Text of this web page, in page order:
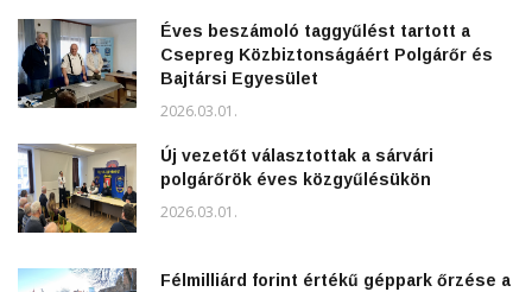
Éves beszámoló taggyűlést tartott a
Csepreg Közbiztonságáért Polgárőr és
Bajtársi Egyesület
2026.03.01.
Új vezetőt választottak a sárvári
polgárőrök éves közgyűlésükön
2026.03.01.
Félmilliárd forint értékű géppark őrzése a